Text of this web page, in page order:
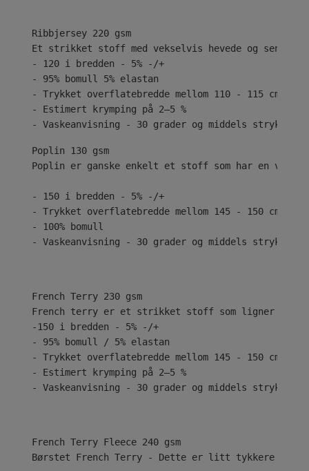
Ribbjersey 220 gsm
Et strikket stoff med vekselvis hevede og
- 120 i bredden - 5% -/+
- 95% bomull 5% elastan
- Trykket overflatebredde mellom 110 - 115 cm
- Estimert krymping på 2–5 %
- Vaskeanvisning - 30 grader og middels stryk
Poplin 130 gsm
Poplin er ganske enkelt et stoff som har en
- 150 i bredden - 5% -/+
- Trykket overflatebredde mellom 145 - 150 cm
- 100% bomull
- Vaskeanvisning - 30 grader og middels stryk
French Terry 230 gsm
French terry er et strikket stoff som ligner på
-150 i bredden - 5% -/+
- 95% bomull / 5% elastan
- Trykket overflatebredde mellom 145 - 150 cm
- Estimert krymping på 2–5 %
- Vaskeanvisning - 30 grader og middels stryk
Børstet French Terry - Dette er litt tykkere med